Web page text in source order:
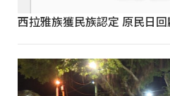
西拉雅族獲民族認定 原民日